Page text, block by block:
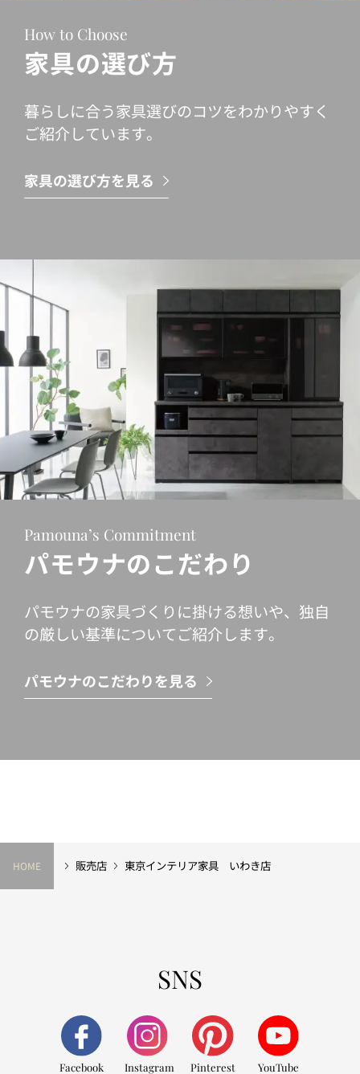
How to Choose
家具の選び方
暮らしに合う家具選びのコツをわかりやすく
ご紹介しています。
家具の選び方を見る
Pamouna’s Commitment
パモウナのこだわり
パモウナの家具づくりに掛ける想いや、独自
の厳しい基準についてご紹介します。
パモウナのこだわりを見る
HOME 販売店 東京インテリア家具 いわき店
SNS
Facebook Instagram Pinterest YouTube